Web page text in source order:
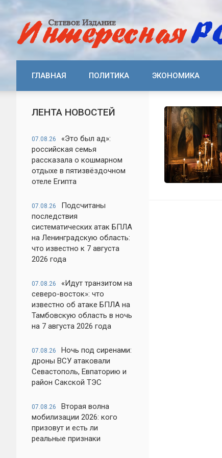
ГЛАВНАЯ ПОЛИТИКА ЭКОНОМИКА
ЛЕНТА НОВОСТЕЙ
07.08.26
«Это был ад»:
российская семья
рассказала о кошмарном
отдыхе в пятизвёздочном
отеле Египта
07.08.26
Подсчитаны
последствия
систематических атак БПЛА
на Ленинградскую область:
что известно к 7 августа
2026 года
07.08.26
«Идут транзитом на
северо-восток»: что
известно об атаке БПЛА на
Тамбовскую область в ночь
на 7 августа 2026 года
07.08.26
Ночь под сиренами:
дроны ВСУ атаковали
Севастополь, Евпаторию и
район Сакской ТЭС
07.08.26
Вторая волна
мобилизации 2026: кого
призовут и есть ли
реальные признаки